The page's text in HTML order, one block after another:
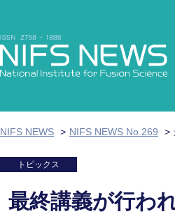
NIFS NEWS NIFS NEWS No.269
トピックス
最終講義が行わ